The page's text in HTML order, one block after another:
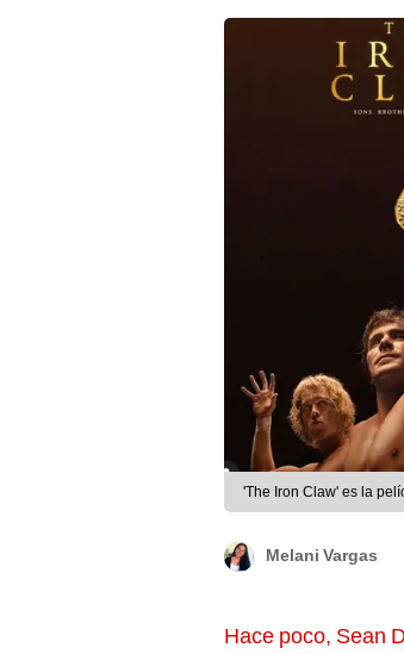
'The Iron Claw' es la
Melani Vargas
Hace poco, Sean